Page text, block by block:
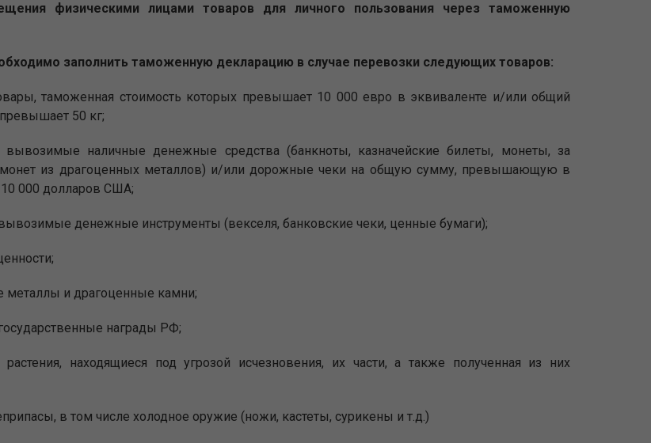
физическими лицами товаров для личного пользования через таможенную
заполнить таможенную декларацию в случае перевозки следующих товаров:
таможенная стоимость которых превышает 10 000 евро в эквиваленте и/или общий
50 кг;
наличные денежные средства (банкноты, казначейские билеты, монеты, за
из драгоценных металлов) и/или дорожные чеки на общую сумму, превышающую в
000 долларов США;
денежные инструменты (векселя, банковские чеки, ценные бумаги);
металлы и драгоценные камни;
награды РФ;
находящиеся под угрозой исчезновения, их части, а также полученная из них
в том числе холодное оружие (ножи, кастеты, сурикены и т.д.)